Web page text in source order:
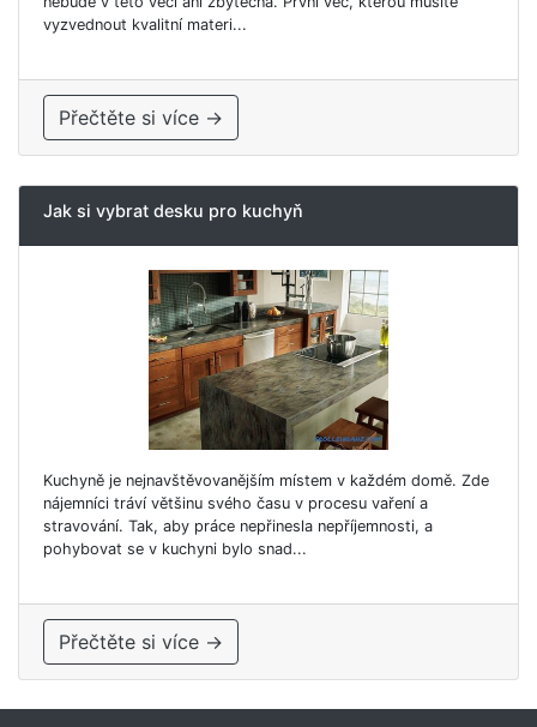
vyzvednout kvalitní materi...
Přečtěte si více →
Jak si vybrat desku pro kuchyň
Kuchyně je nejnavštěvovanějším místem v každém domě. Zde
nájemníci tráví většinu svého času v procesu vaření a
stravování. Tak, aby práce nepřinesla nepříjemnosti, a
pohybovat se v kuchyni bylo snad...
Přečtěte si více →